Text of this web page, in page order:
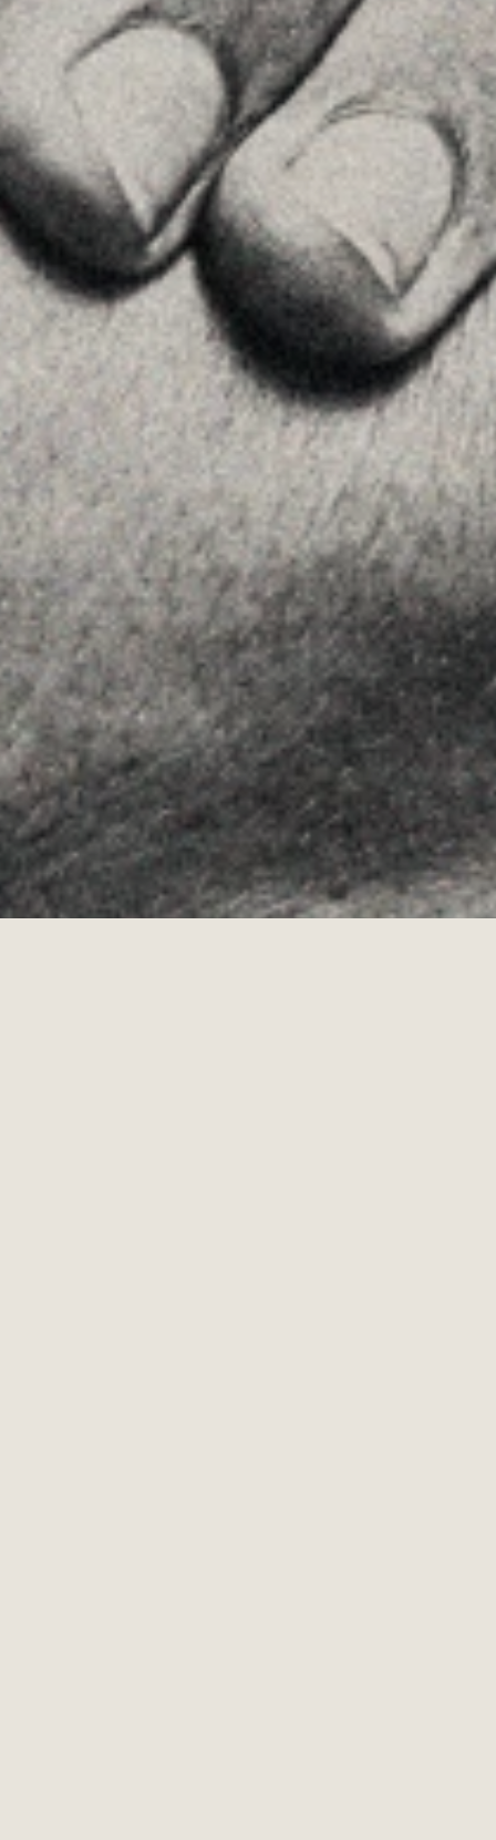
See on GoogleMaps
MENU
Home
About Us
Team
Advice
Insights
Contact
FOLLOW US
Linkedin
Instagram
Youtube
Allyon — Barcelona, Spain
Copyrights © 2026 LEGAL NOTICE ·
COOKIES POLICY PRIVACY POLICY·